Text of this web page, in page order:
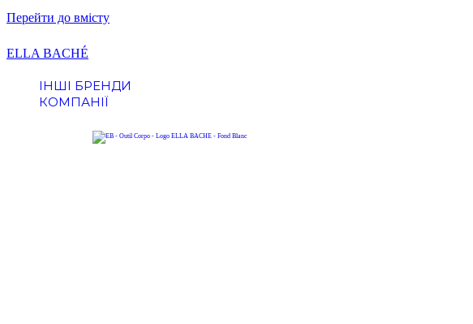
Перейти до вмісту
ELLA BACHÉ
ІНШІ БРЕНДИ
КОМПАНІЇ